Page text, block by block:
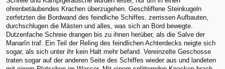
ohrenbetäubendes Krachen überzugehen. Geschliffene Steinkugeln
zerfetzten die Bordwand des feindliche Schiffes, zerrissen Aufbauten,
durchschlugen die Mästen und alles, was sich an Bord bewegte.
Dutzenfache Schreie drangen bis zu ihnen herüber, als die Salve der
Manarîn traf. Ein Teil der Reling des feindlichen Achterdecks neigte sich
sogar, als sich unter ihr kein Halt mehr befand. Vereinzelte Geschosse
traten sogar auf der anderen Seite des Schiffes wieder aus und landeten